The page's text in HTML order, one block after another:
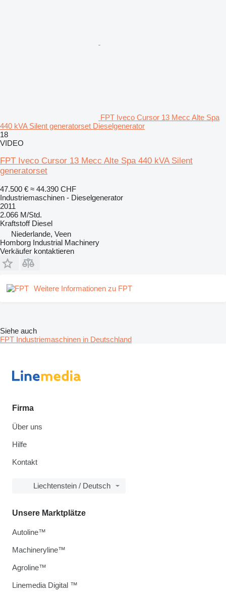
FPT Iveco Cursor 13 Mecc Alte Spa
440 kVA Silent generatorset Dieselgenerator
18
VIDEO
FPT Iveco Cursor 13 Mecc Alte Spa 440 kVA Silent
generatorset
47.500 € ≈ 44.390 CHF
Industriemaschinen - Dieselgenerator
2011
2.066 M/Std.
Kraftstoff Diesel
Niederlande, Veen
Homborg Industrial Machinery
Verkäufer kontaktieren
Weitere Informationen zu FPT
Siehe auch
FPT Industriemaschinen in Deutschland
Firma
Über uns
Hilfe
Kontakt
Liechtenstein / Deutsch
Unsere Marktplätze
Autoline™
Machineryline™
Agroline™
Linemedia Digital ™